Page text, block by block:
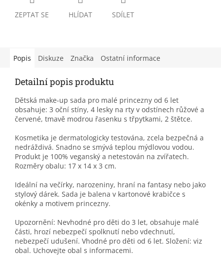
ZEPTAT SE HLÍDAT SDÍLET
Popis Diskuze Značka Ostatní informace
Detailní popis produktu
Dětská make-up sada pro malé princezny od 6 let
obsahuje: 3 oční stíny, 4 lesky na rty v odstínech růžové a
červené, tmavě modrou řasenku s třpytkami, 2 štětce.
Kosmetika je dermatologicky testována, zcela bezpečná a
nedráždivá. Snadno se smývá teplou mýdlovou vodou.
Produkt je 100% veganský a netestován na zvířatech.
Rozměry obalu: 17 x 14 x 3 cm.
Ideální na večírky, narozeniny, hraní na fantasy nebo jako
stylový dárek. Sada je balena v kartonové krabičce s
okénky a motivem princezny.
Upozornění: Nevhodné pro děti do 3 let, obsahuje malé
části, hrozí nebezpečí spolknutí nebo vdechnutí,
nebezpečí udušení. Vhodné pro děti od 6 let. Složení: viz
obal. Uchovejte obal s informacemi.